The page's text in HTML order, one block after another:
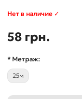
Нет в наличие ✓
58 грн.
* Метраж:
25м